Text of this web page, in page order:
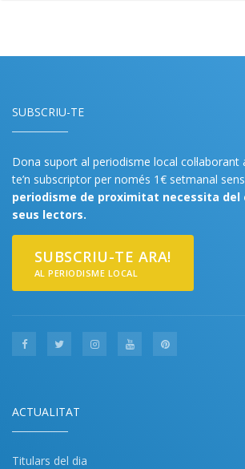
SUBSCRIU-TE
Dona suport al periodisme local
te’n subscriptor per només 1€ setmanal
periodisme de proximitat necessita del
seus lectors.
SUBSCRIU-TE ARA!
AL PERIODISME LOCAL
ACTUALITAT
Titulars del dia